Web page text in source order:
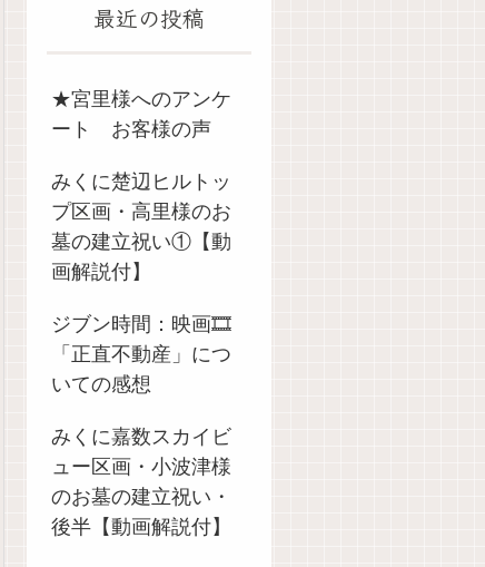
最近の投稿
★宮里様へのアンケ
ート お客様の声
みくに楚辺ヒルトッ
プ区画・高里様のお
墓の建立祝い①【動
画解説付】
ジブン時間：映画🎞️
「正直不動産」につ
いての感想
みくに嘉数スカイビ
ュー区画・小波津様
のお墓の建立祝い・
後半【動画解説付】